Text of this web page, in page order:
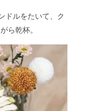
ドルをたいて、ク
ら乾杯。